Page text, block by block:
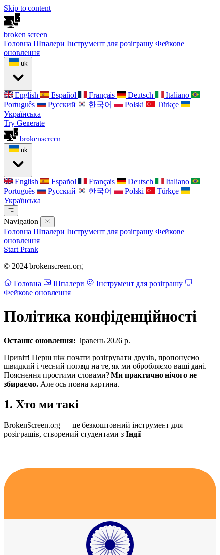
Skip to content
broken screen
Головна Шпалери Інструмент для розіграшу Фейкове
оновлення
uk
English Español Français Deutsch
Italiano
Português
Русский 한국어 Polski
Türkçe
Українська
Try Generate
brokenscreen
uk
English Español Français Deutsch
Italiano
Português
Русский 한국어 Polski
Türkçe
Українська
Navigation
Головна Шпалери Інструмент для розіграшу Фейкове
оновлення
Start Prank
© 2024 brokenscreen.org
Головна Шпалери
Інструмент для розіграшу
Фейкове оновлення
Політика конфіденційності
Останнє оновлення: Травень 2026 р.
Привіт! Перш ніж почати розігрувати друзів, пропонуємо
швидкий і чесний погляд на те, як ми обробляємо ваші дані.
Пояснення простими словами? Ми практично нічого не
збираємо. Але ось повна картина.
1. Хто ми такі
BrokenScreen.org — це безкоштовний інструмент для
розіграшів, створений студентами з Індії